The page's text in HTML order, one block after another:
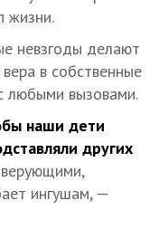
жизни.
невзгоды делают
в собственные
любыми вызовами.
наши дети
других
ингушам, —